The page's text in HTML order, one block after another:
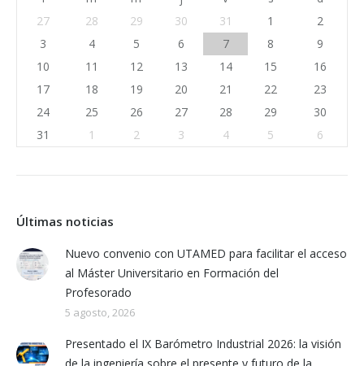
27
28 29 30 31 1
2
3
4 5 6 7 8
9
10
11 12 13 14 15
16
17
18 19 20 21 22
23
24
25 26 27 28 29
30
31
1 2 3 4 5 6
Últimas noticias
Nuevo convenio con UTAMED para facilitar el acceso
al Máster Universitario en Formación del
Profesorado
5 agosto, 2026
Presentado el IX Barómetro Industrial 2026: la visión